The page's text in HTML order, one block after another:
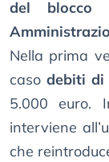
del blocco
Nella prima
caso debiti di
5.000 euro.
interviene
che